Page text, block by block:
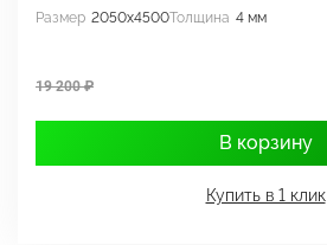
Размер 2050x4500Толщина 4 мм
19 200 ₽
В корзину
Купить в 1 клик